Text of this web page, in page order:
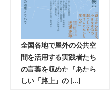
全国各地で屋外の公共空
間を活用する実践者たち
の言葉を収めた『あたら
しい「路上」の […]